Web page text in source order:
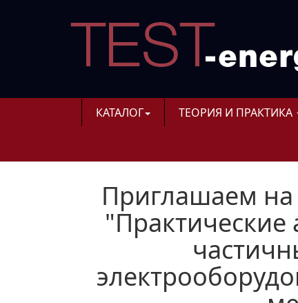
КАТАЛОГ ТЕОРИЯ И ПРАКТИКА
Приглашаем
"Практические